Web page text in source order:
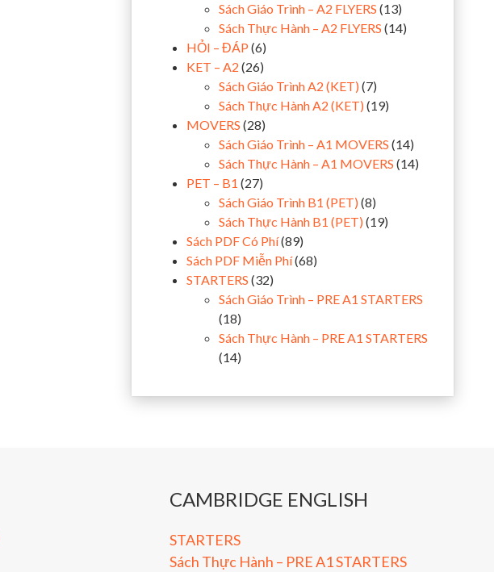
Sách Giáo Trình – A2 FLYERS (13)
Sách Thực Hành – A2 FLYERS (14)
HỎI – ĐÁP (6)
KET – A2 (26)
Sách Giáo Trình A2 (KET) (7)
Sách Thực Hành A2 (KET) (19)
MOVERS (28)
Sách Giáo Trình – A1 MOVERS (14)
Sách Thực Hành – A1 MOVERS (14)
PET – B1 (27)
Sách Giáo Trình B1 (PET) (8)
Sách Thực Hành B1 (PET) (19)
Sách PDF Có Phí(89)
Sách PDF Miễn Phí(68)
STARTERS (32)
Sách Giáo Trình – PRE A1 STARTERS
(18)
Sách Thực Hành – PRE A1 STARTERS
(14)
CAMBRIDGE ENGLISH
STARTERS
Sách Thực Hành – PRE A1 STARTERS